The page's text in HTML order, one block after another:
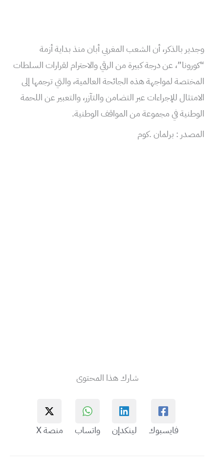
وجدير بالذكر، أن الشعب المغربي أبان منذ بداية أزمة
“كورونا”، عن درجة كبيرة من الرقي والاحترام لقرارات السلطات
المختصة لمواجهة هذه الجائحة العالمية، والتي ترجمها إلى
الامتثال للإجراءات عبر التضامن والتآزر، والتعبير عن اللحمة
الوطنية في مجموعة من المواقف الوطنية.
المصدر : برلمان .كوم
شارك هذا المحتوى
فايسبوك لينكدإن واتساب منصة X